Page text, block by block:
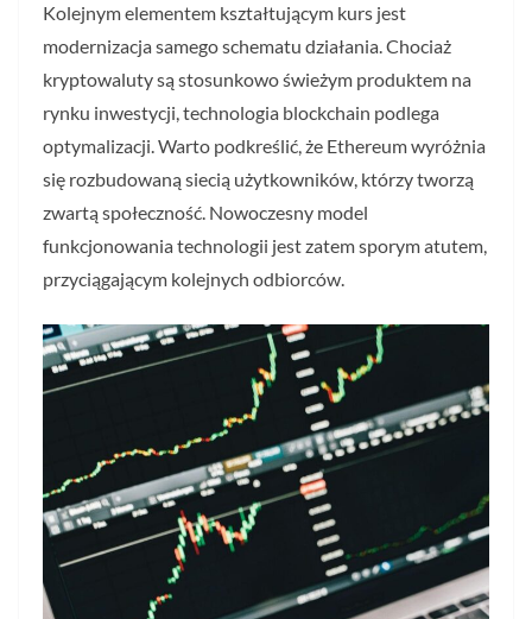
Kolejnym elementem kształtującym kurs jest
modernizacja samego schematu działania. Chociaż
kryptowaluty są stosunkowo świeżym produktem na
rynku inwestycji, technologia blockchain podlega
optymalizacji. Warto podkreślić, że Ethereum wyróżnia
się rozbudowaną siecią użytkowników, którzy tworzą
zwartą społeczność. Nowoczesny model
funkcjonowania technologii jest zatem sporym atutem,
przyciągającym kolejnych odbiorców.